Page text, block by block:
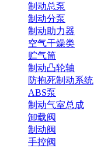
制动总泵
制动分泵
制动助力器
空气干燥类
贮气筒
制动凸轮轴
防抱死制动系统
ABS泵
制动气室总成
卸载阀
制动阀
手控阀